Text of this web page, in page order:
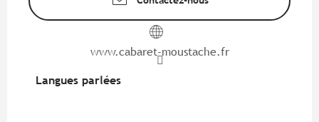
www.cabaret-moustache.fr
Langues parlées
Langues parlées